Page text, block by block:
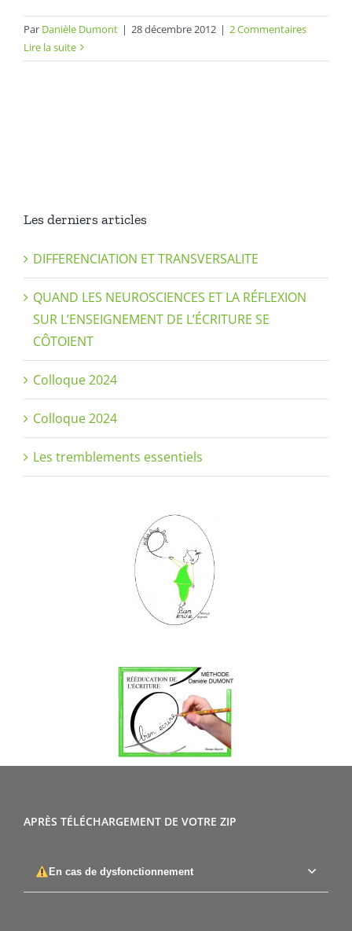
Par Danièle Dumont | 28 décembre 2012 | 2 Commentaires
Lire la suite
Les derniers articles
DIFFERENCIATION ET TRANSVERSALITE
QUAND LES NEUROSCIENCES ET LA RÉFLEXION
SUR L’ENSEIGNEMENT DE L’ÉCRITURE SE
CÔTOIENT
Colloque 2024
Colloque 2024
Les tremblements essentiels
APRÈS TÉLÉCHARGEMENT DE VOTRE ZIP
En cas de dysfonctionnement